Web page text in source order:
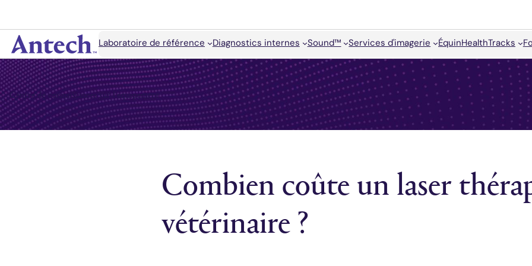
contenu
Laboratoire de référence Diagnostics internes Sound™ Services d'imagerie ÉquinHealthTracks
Rechercher
Centre de connaissances sur l'équipement
Combien coûte un laser
vétérinaire ?